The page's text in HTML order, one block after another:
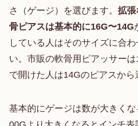
さ（ゲージ）を選びます。 拡張
骨ピアスは基本的に16G〜14G
している人はそのサイズに合
い。市販の軟骨用ピアッサー
で開けた人は14Gのピアスから
基本的にゲージは数が大きくな